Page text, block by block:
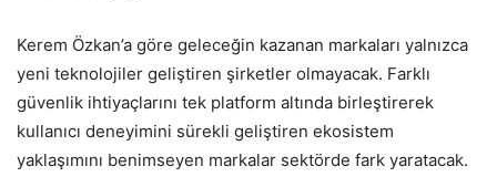
Kerem Özkan’a göre geleceğin kazanan markaları yalnızca
yeni teknolojiler geliştiren şirketler olmayacak. Farklı
güvenlik ihtiyaçlarını tek platform altında birleştirerek
kullanıcı deneyimini sürekli geliştiren ekosistem
yaklaşımını benimseyen markalar sektörde fark yaratacak.